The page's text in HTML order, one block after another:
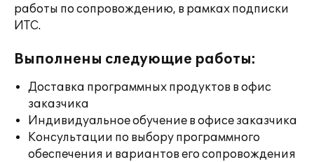
работы по сопровождению, в рамках подписки
ИТС.
Выполнены следующие работы:
Доставка программных продуктов в офис
заказчика
Индивидуальное обучение в офисе заказчика
Консультации по выбору программного
обеспечения и вариантов его сопровождения